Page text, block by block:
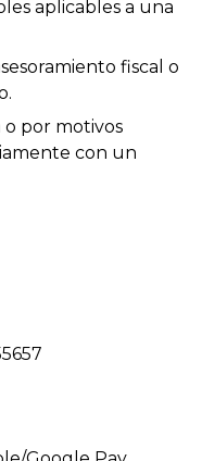
aplicables a una
fiscal o
o por motivos
con un